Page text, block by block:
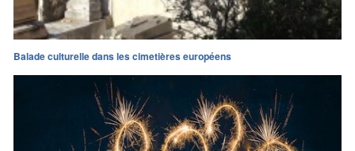
Balade culturelle dans les cimetières européens